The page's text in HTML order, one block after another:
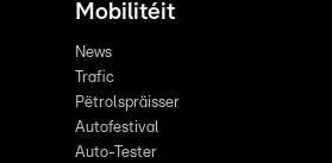
Mobilitéit
News
Trafic
Pëtrolspräisser
Autofestival
Auto-Tester